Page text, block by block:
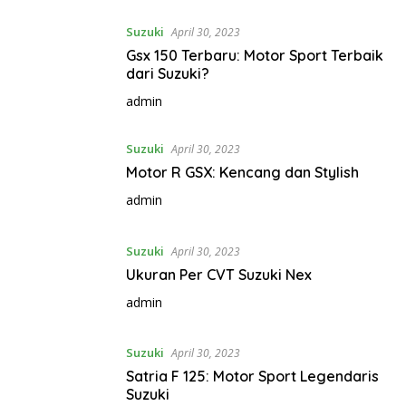
Suzuki April 30, 2023
Gsx 150 Terbaru: Motor Sport Terbaik
dari Suzuki?
admin
Suzuki April 30, 2023
Motor R GSX: Kencang dan Stylish
admin
Suzuki April 30, 2023
Ukuran Per CVT Suzuki Nex
admin
Suzuki April 30, 2023
Satria F 125: Motor Sport Legendaris
Suzuki